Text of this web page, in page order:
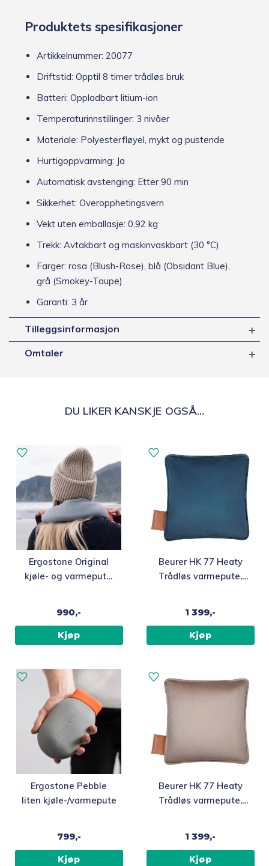
Produktets spesifikasjoner
Artikkelnummer: 20077
Driftstid: Opptil 8 timer trådløs bruk
Batteri: Oppladbart litium-ion
Temperaturinnstillinger: 3 nivåer
Materiale: Polyesterfløyel, mykt og pustende
Hurtigoppvarming: Ja
Automatisk avstenging: Etter 90 min
Sikkerhet: Overopphetingsvern
Vekt uten emballasje: 0,92 kg
Trekk: Avtakbart og maskinvaskbart (30 °C)
Farger: rosa (Blush-Rose), blå (Obsidant Blue),
grå (Smokey-Taupe)
Garanti: 3 år
Tilleggsinformasjon
Omtaler
DU LIKER KANSKJE OGSÅ…
Ergostone Original
kjøle- og varmepute,
990,-
Kjøp
Beurer HK 77 Heaty
Trådløs varmepute,
1 399,-
Kjøp
Ergostone Pebble
liten kjøle-/varmepute
799,-
Kjøp
Beurer HK 77 Heaty
Trådløs varmepute,
1 399,-
Kjøp